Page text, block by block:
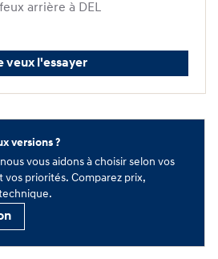
arrière à DEL
veux l'essayer
versions ?
vous aidons à choisir selon vos
priorités. Comparez prix,